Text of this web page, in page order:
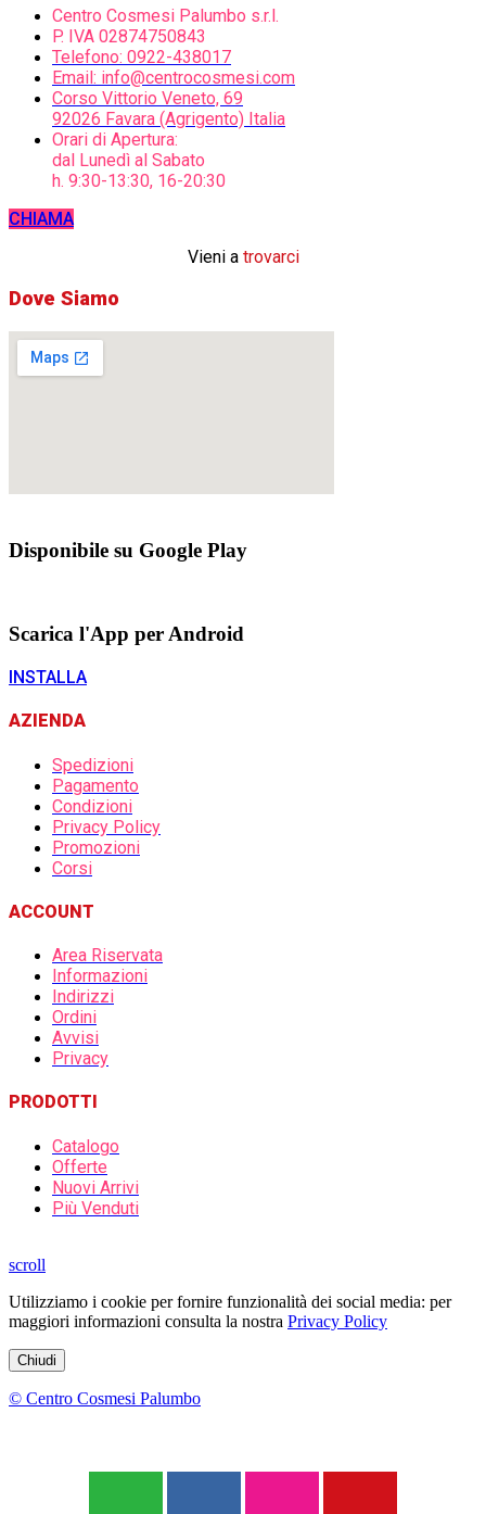
Centro Cosmesi Palumbo s.r.l.
P. IVA 02874750843
Telefono: 0922-438017
Email: info@centrocosmesi.com
Corso Vittorio Veneto, 69
92026 Favara (Agrigento) Italia
Orari di Apertura:
dal Lunedì al Sabato
h. 9:30-13:30, 16-20:30
CHIAMA
Vieni a trovarci
Dove Siamo
Disponibile su Google Play
Scarica l'App per Android
INSTALLA
AZIENDA
Spedizioni
Pagamento
Condizioni
Privacy Policy
Promozioni
Corsi
ACCOUNT
Area Riservata
Informazioni
Indirizzi
Ordini
Avvisi
Privacy
PRODOTTI
Catalogo
Offerte
Nuovi Arrivi
Più Venduti
scroll
Utilizziamo i cookie per fornire funzionalità dei social media: per
maggiori informazioni consulta la nostra Privacy Policy
Chiudi
© Centro Cosmesi Palumbo